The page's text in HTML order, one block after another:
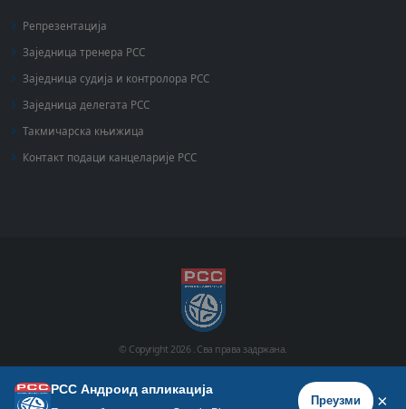
Репрезентација
Заједница тренера РСС
Заједница судија и контролора РСС
Заједница делегата РСС
Такмичарска књижица
Контакт подаци канцеларије РСС
© Copyright2026 . Сва права задржана.
Почетна Историја Фото галерија Видео галерија
РСС Андроид апликација
Преузми ×